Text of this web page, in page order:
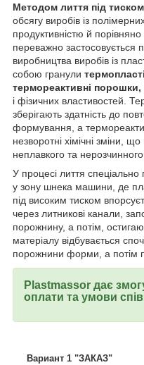
Методом лиття під тиском
обсягу виробів із
продуктивністю й
переважно застосовується
виробництва виробів із
собою гранули
термореактивні порошки,
і фізичних властивостей.
зберігають здатність до
формування, а
незворотні хімічні зміни,
неплавкого та
У процесі лиття спеціально
у зону шнека машини, де
під високим тиском
через литникові канали,
порожнину, а потім,
матеріалу відбувається
порожнини форми, а потім
Plastmassor дає
оплати та умови
Вариант 1 "ЗАКАЗ"